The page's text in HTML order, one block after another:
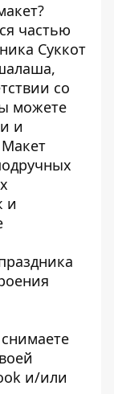
частью
Суккот
со
можете
и
и
и/или